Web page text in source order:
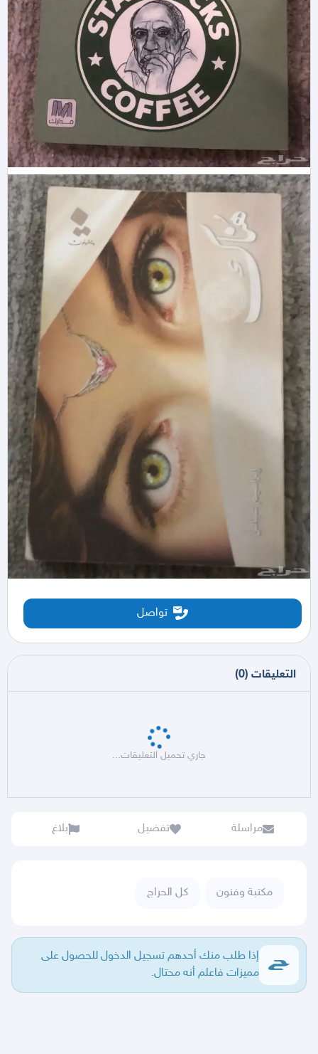
تواصل
التعليقات (
0
)
جاري تحميل التعليقات...
مراسلة تفضيل بلاغ
مكتبة وفنون كل الحراج
إذا طلب منك أحدهم تسجيل الدخول للحصول على
مميزات فاعلم أنه محتال.